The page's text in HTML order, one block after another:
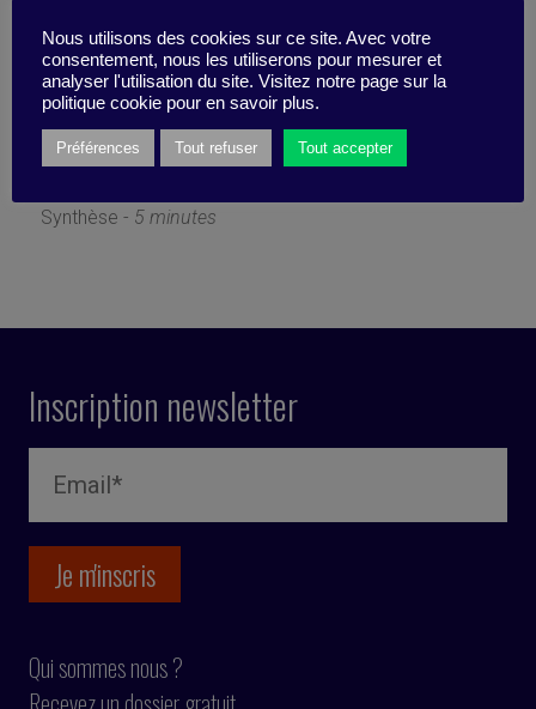
Manager les paradoxes
d’une équipe performante
Synthèse - 5 minutes
Inscription newsletter
Qui sommes nous ?
Nous utilisons des cookies sur ce site. Avec votre
consentement, nous les utiliserons pour mesurer et
analyser l'utilisation du site. Visitez notre page sur la
politique cookie pour en savoir plus.
Préférences Tout refuser Tout accepter